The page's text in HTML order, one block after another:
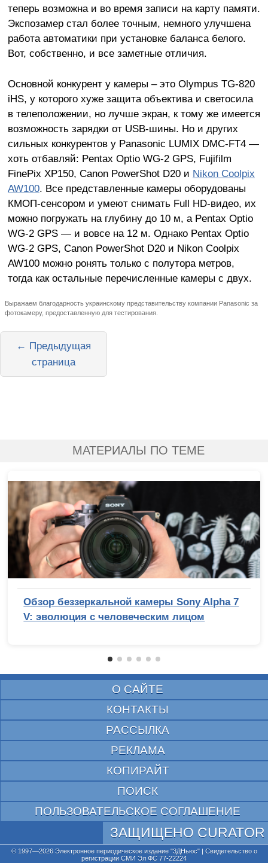
теперь возможна и во время записи на карту памяти.
Экспозамер стал более точным, немного улучшена
работа автоматики при установке баланса белого.
Вот, собственно, и все заметные отличия.
Основной конкурент у камеры – это Olympus TG-820
iHS, у которого хуже защита объектива и светосила
в телеположении, но лучше экран, к тому же имеется
возможность зарядки от USB-шины. Но и других
сильных конкурентов у Panasonic LUMIX DMC-FT4 —
хоть отбавляй: Pentax Optio WG-2 GPS, Fujifilm
FinePix XP150, Canon PowerShot D20 и Nikon Coolpix
AW100. Все представленные камеры оборудованы
КМОП-сенсором и умеют снимать Full HD-видео, их
можно погружать на глубину до 10 м, а Pentax Optio
WG-2 GPS — и вовсе на 12 м. Однако Pentax Optio
WG-2 GPS, Canon PowerShot D20 и Nikon Coolpix
AW100 можно ронять только с полутора метров,
тогда как остальные перечисленные камеры с двух.
Выражаем благодарность украинскому представительству компании Panasonic за
фотокамеру, предоставленную для тестирования.
← Предыдущая
страница
МАТЕРИАЛЫ ПО ТЕМЕ
Обзор беззеркальной камеры Sony Alpha 7
V: эволюция с человеческим лицом
О САЙТЕ
КОНТАКТЫ
РАССЫЛКА
РЕКЛАМА
КОПИРАЙТ
ПОИСК
ПОЛЬЗОВАТЕЛЬСКОЕ СОГЛАШЕНИЕ
ЗАЩИЩЕНО CURATOR
© 1997—2026 Электронное периодическое издание "3ДНьюс" | Свидетельство о
регистрации СМИ Эл ФС 77-22224